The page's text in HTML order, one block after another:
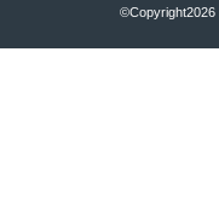
©Copyright2026